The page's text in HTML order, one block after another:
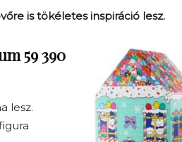
is tökéletes inspiráció lesz.
59 390
lesz.